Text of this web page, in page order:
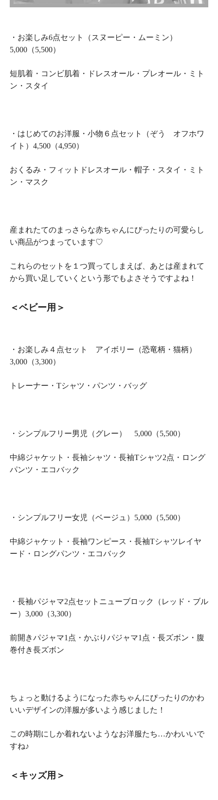
・お楽しみ6点セット（スヌーピー・ムーミン）
5,000（5,500）
短肌着・コンビ肌着・ドレスオール・プレオール・ミト
ン・スタイ
・はじめてのお洋服・小物６点セット（ぞう オフホワ
イト）4,500（4,950）
おくるみ・フィットドレスオール・帽子・スタイ・ミト
ン・マスク
産まれたてのまっさらな赤ちゃんにぴったりの可愛らし
い商品がつまっています♡
これらのセットを１つ買ってしまえば、あとは産まれて
から買い足していくという形でもよさそうですよね！
＜ベビー用＞
・お楽しみ４点セット アイボリー（恐竜柄・猫柄）
3,000（3,300）
トレーナー・Tシャツ・パンツ・バッグ
・シンプルフリー男児（グレー） 5,000（5,500）
中綿ジャケット・長袖シャツ・長袖Tシャツ2点・ロング
パンツ・エコバック
・シンプルフリー女児（ベージュ）5,000（5,500）
中綿ジャケット・長袖ワンピース・長袖Tシャツレイヤ
ード・ロングパンツ・エコバック
・長袖パジャマ2点セットニューブロック（レッド・ブル
ー）3,000（3,300）
前開きパジャマ1点・かぶりパジャマ1点・長ズボン・腹
巻付き長ズボン
ちょっと動けるようになった赤ちゃんにぴったりのかわ
いいデザインの洋服が多いよう感じました！
この時期にしか着れないようなお洋服たち…かわいいで
すね♪
＜キッズ用＞